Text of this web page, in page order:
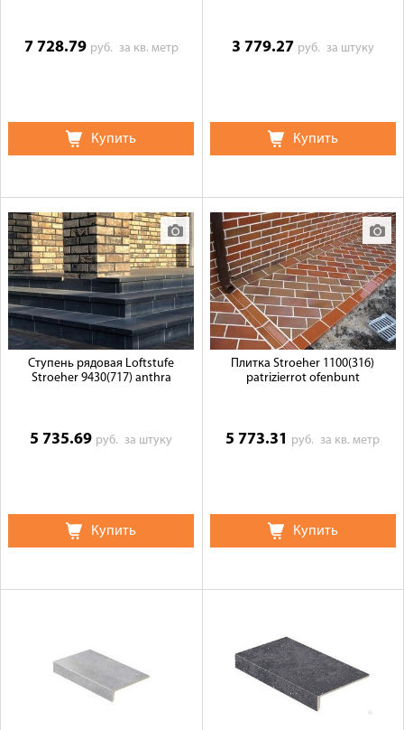
7 728.79 руб. за кв. метр
Купить
3 779.27 руб. за штуку
Купить
Ступень рядовая Loftstufe
Stroeher 9430(717) anthra
5 735.69 руб.за штуку
Купить
Плитка Stroeher 1100(316)
patrizierrot ofenbunt
5 773.31 руб.за кв. метр
Купить